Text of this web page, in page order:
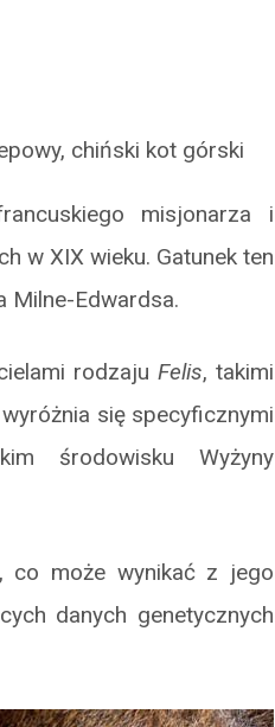
chiński kot górski
misjonarza i
w XIX wieku. Gatunek ten
Milne-Edwardsa.
rodzaju Felis, takimi
wyróżnia się specyficznymi
środowisku Wyżyny
co może wynikać z jego
danych genetycznych